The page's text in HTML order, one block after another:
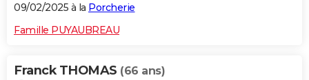
09/02/2025 à la Porcherie
Famille PUYAUBREAU
Franck THOMAS (66 ans)